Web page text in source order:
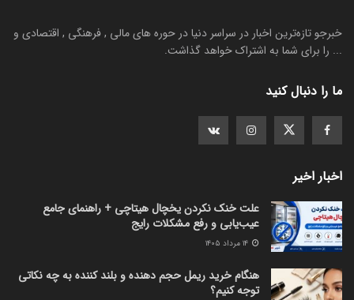
خبرجو تازه‌ترین اخبار در سراسر دنیا در حوره های مالی , فرهنگی , اقتصادی و
... را برای شما به اشتراک خواهد گذاشت.
ما را دنبال کنید
اخبار اخیر
علت خنک نکردن یخچال هیتاچی + راهنمای جامع
عیب‌یابی و رفع مشکلات رایج
هنگام خرید ریمل حجم دهنده و بلند کننده به چه نکاتی
توجه کنیم؟